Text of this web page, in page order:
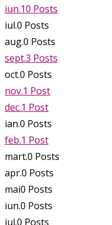
iun.10 Posts
iul.0 Posts
aug.0 Posts
sept.3 Posts
oct.0 Posts
nov.1 Post
dec.1 Post
ian.0 Posts
feb.1 Post
mart.0 Posts
apr.0 Posts
mai0 Posts
iun.0 Posts
iul.0 Posts